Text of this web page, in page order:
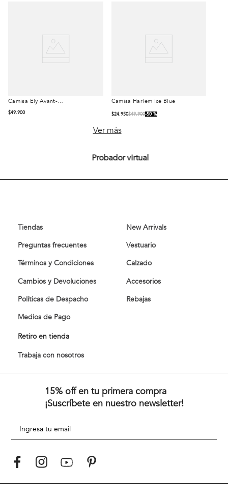
Camisa Ely Avant-
$49.900
Camisa Harlem Ice Blue
$24.950$49.900 50 %
Ver más
Probador virtual
Tiendas
Preguntas frecuentes
Términos y Condiciones
Cambios y Devoluciones
Políticas de Despacho
Medios de Pago
Retiro en tienda
Trabaja con nosotros
New Arrivals
Vestuario
Calzado
Accesorios
Rebajas
15% off en tu primera compra
¡Suscríbete en nuestro newsletter!